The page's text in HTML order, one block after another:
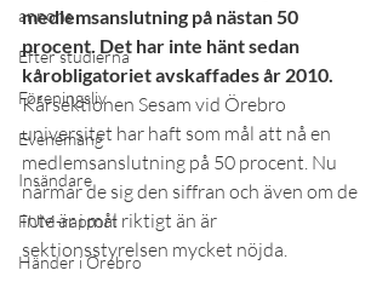
annons
Efter studierna
Föreningsliv
Evenemang
Insändare
FUM-rapport
Händer i Örebro
medlemsanslutning på nästan 50
procent. Det har inte hänt sedan
kårobligatoriet avskaffades år 2010.
Kårsektionen Sesam vid Örebro
universitet har haft som mål att nå en
medlemsanslutning på 50 procent. Nu
närmar de sig den siffran och även om de
inte är i mål riktigt än är
sektionsstyrelsen mycket nöjda.